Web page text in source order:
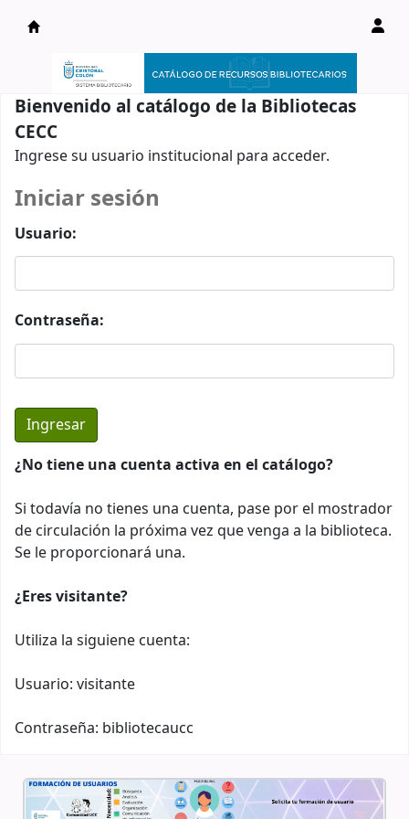
Catálogo en línea
Bienvenido al catálogo de la Bibliotecas
CECC
Ingrese su usuario institucional para acceder.
Iniciar sesión
Usuario:
Contraseña:
¿No tiene una cuenta activa en el catálogo?
Si todavía no tienes una cuenta, pase por el mostrador
de circulación la próxima vez que venga a la biblioteca.
Se le proporcionará una.
¿Eres visitante?
Utiliza la siguiene cuenta:
Usuario: visitante
Contraseña: bibliotecaucc